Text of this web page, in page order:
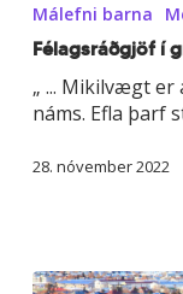
grunn-
og
Málefni barna
Félagsráðgjöf í
„ ... Mikilvægt
náms. Efla þarf
28. nóvember 2022